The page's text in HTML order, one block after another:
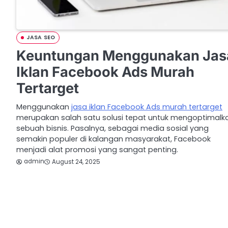
JASA SEO
Keuntungan Menggunakan
Iklan Facebook Ads Murah
Tertarget
Menggunakan jasa iklan Facebook Ads murah tertarget
merupakan salah satu solusi tepat untuk
sebuah bisnis. Pasalnya, sebagai media sosial yang
semakin populer di kalangan masyarakat, Facebook
menjadi alat promosi yang sangat penting.
admin August 24, 2025